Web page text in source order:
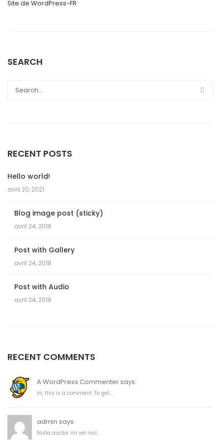
Site de WordPress-FR
SEARCH
RECENT POSTS
Hello world!
avril 20, 2021
Blog image post (sticky)
avril 24, 2018
Post with Gallery
avril 24, 2018
Post with Audio
avril 24, 2018
RECENT COMMENTS
A WordPress Commenter says:
Hi, this is a comment. To get...
admin says:
Nulla auctor mi vel nisl...